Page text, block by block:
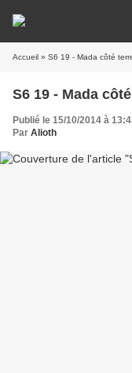
Accueil » S6 19 - Mada côté
S6 19 - Mada
Publié le 15/10/2014 à
Par Alioth